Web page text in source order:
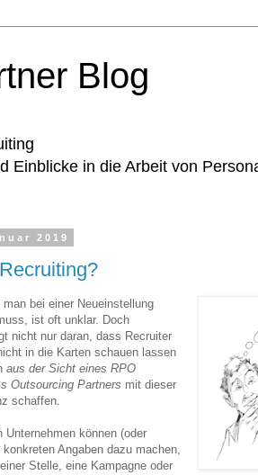
Blog
Einblicke in die Arbeit von
2019
bei einer Neueinstellung
ist oft unklar. Doch
nicht nur daran, dass Recruiter
in die Karten schauen lassen
aus der Sicht eines RPO
Outsourcing Partners mit dieser
schaffen.
Unternehmen können (oder
Angaben dazu machen,
Stelle, eine Kampagne oder